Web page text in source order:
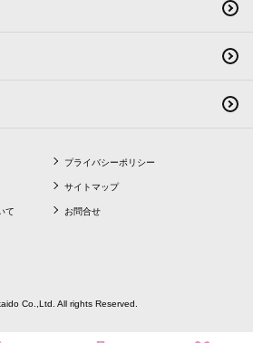
て
プライバシーポリシー
サイトマップ
お問合せ
Co.,Ltd. All rights Reserved.